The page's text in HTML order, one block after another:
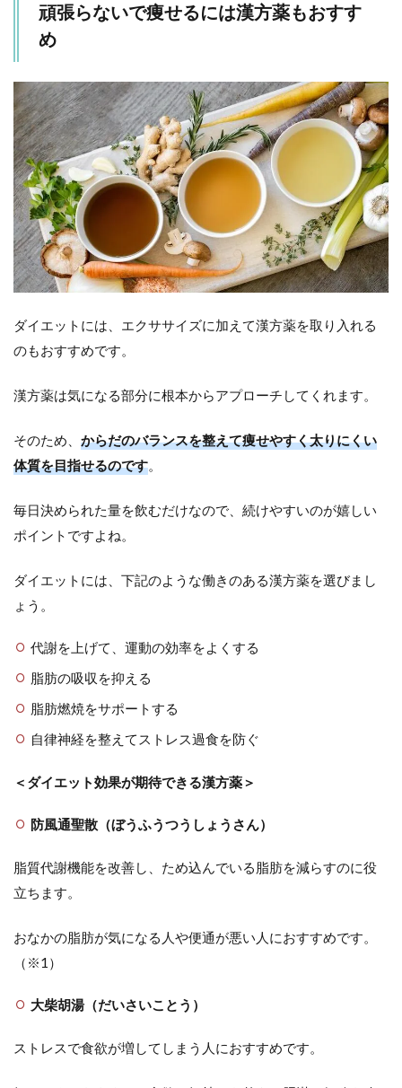
頑張らないで痩せるには漢方薬もおすす
め
ダイエットには、エクササイズに加えて漢方薬を取り入れる
のもおすすめです。
漢方薬は気になる部分に根本からアプローチしてくれます。
そのため、 からだのバランスを整えて痩せやすく太りにくい
体質を目指せるのです。
毎日決められた量を飲むだけなので、続けやすいのが嬉しい
ポイントですよね。
ダイエットには、下記のような働きのある漢方薬を選びまし
ょう。
代謝を上げて、運動の効率をよくする
脂肪の吸収を抑える
脂肪燃焼をサポートする
自律神経を整えてストレス過食を防ぐ
＜ダイエット効果が期待できる漢方薬＞
防風通聖散（ぼうふうつうしょうさん）
脂質代謝機能を改善し、ため込んでいる脂肪を減らすのに役
立ちます。
おなかの脂肪が気になる人や便通が悪い人におすすめです。
（※1）
大柴胡湯（だいさいことう）
ストレスで食欲が増してしまう人におすすめです。